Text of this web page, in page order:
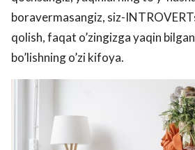
boravermasangiz, siz-
qolish, faqat o’zingizga yaqin
bo’lishning o’zi kifoya.